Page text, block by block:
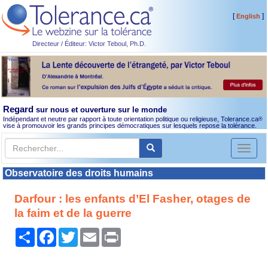
Directeur / Éditeur: Victor Teboul, Ph.D.
[English ]
Regard sur nous et ouverture sur le monde
Indépendant et neutre par rapport à toute orientation politique ou religieuse, Tolerance.ca®
vise à promouvoir les grands principes démocratiques sur lesquels repose la tolérance.
Toggle
Observatoire des droits humains
Darfour : les enfants d’El Fasher, otages de
la faim et de la guerre
PartagerFacebook
TwitterEmail